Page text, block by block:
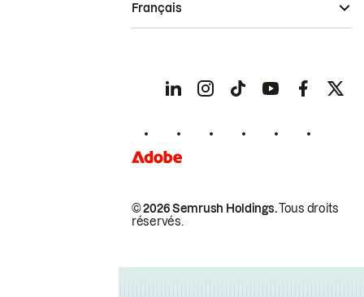
© 2026 Semrush Holdings.Tous droits
réservés.
Français